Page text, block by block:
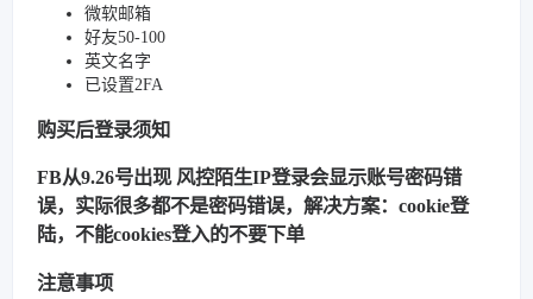
微软邮箱
好友50-100
英文名字
已设置2FA
购买后登录须知
FB从9.26号出现 风控陌生IP登录会显示账号密码错
误，实际很多都不是密码错误，解决方案：cookie登
陆，不能cookies登入的不要下单
注意事项